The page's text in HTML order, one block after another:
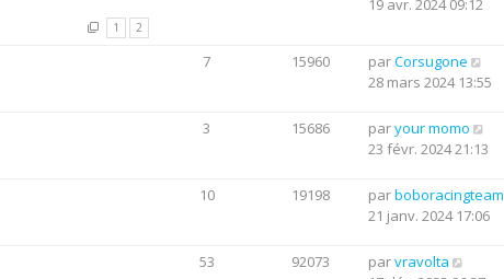
1 2
19 avr. 2024 09:12
7 15960 parCorsugone
28 mars 2024 13:55
3 15686 paryour momo
23 févr. 2024 21:13
10 19198 parboboracingteam
21 janv. 2024 17:06
53 92073 parvravolta